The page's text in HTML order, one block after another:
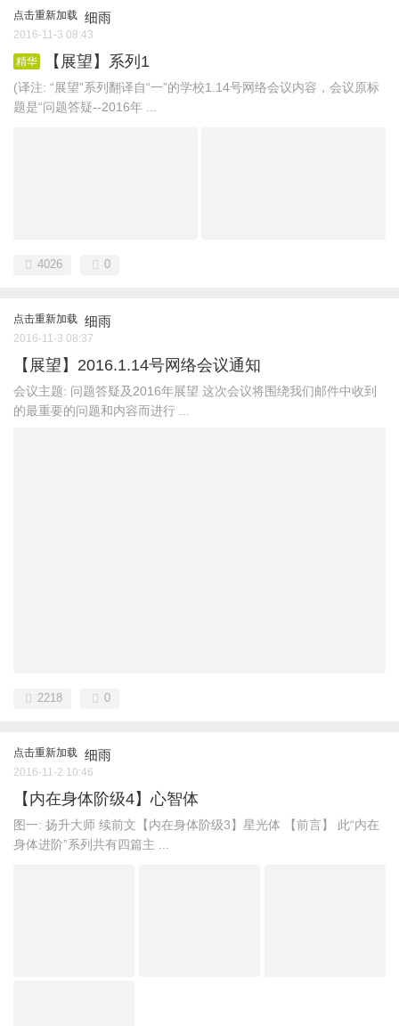
点击重新加载 细雨
2016-11-3 08:43
精华 【展望】系列1
(译注: “展望”系列翻译自“一”的学校1.14号网络会议内容，会议原标
题是“问题答疑--2016年 ...
4026 0
点击重新加载 细雨
2016-11-3 08:37
【展望】2016.1.14号网络会议通知
会议主题: 问题答疑及2016年展望 这次会议将围绕我们邮件中收到
的最重要的问题和内容而进行 ...
2218 0
点击重新加载 细雨
2016-11-2 10:46
【内在身体阶级4】心智体
图一: 扬升大师 续前文【内在身体阶级3】星光体 【前言】 此“内在
身体进阶”系列共有四篇主 ...